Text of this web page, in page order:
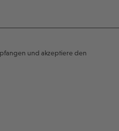
und akzeptiere den